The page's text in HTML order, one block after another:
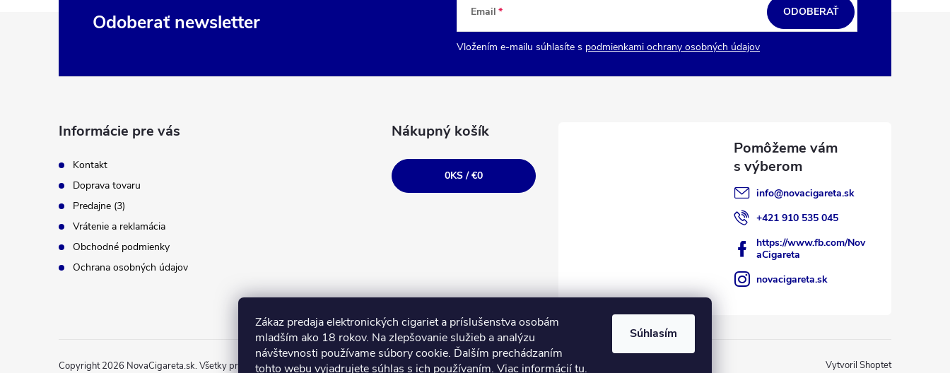
Zákaz predaja elektronických cigariet a príslušenstva osobám
mladším ako 18 rokov. Na zlepšovanie služieb a analýzu
návštevnosti používame súbory cookie. Ďalším prechádzaním
tohto webu vyjadrujete súhlas s ich používaním. Viac informáciítu.
Súhlasím
Odoberať newsletter Email
Vložením e-mailu súhlasíte s podmienkami ochrany osobných údajov
ODOBERAŤ
Informácie pre vás
Kontakt
Doprava tovaru
Predajne (3)
Vrátenie a reklamácia
Obchodné podmienky
Ochrana osobných údajov
Nákupný košík
0KS /€0
info@novacigareta.sk
+421 910 535 045
https://www.fb.com/Nov
aCigareta
novacigareta.sk
Vytvoril Shoptet
Copyright 2026 NovaCigareta.sk. Všetky práva vyhradené.